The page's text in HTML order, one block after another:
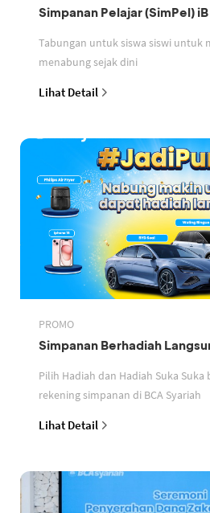
Simpanan Pelajar (SimPel) iB
Tabungan untuk siswa siswi untuk mendorong budaya
menabung sejak dini
Lihat Detail
PROMO
Simpanan Berhadiah
Pilih Hadiah dan Hadiah Suka
rekening simpanan di BCA Syariah
Lihat Detail